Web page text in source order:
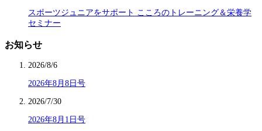
スポーツジュニアをサポート こころのトレーニング＆栄養学
セミナー
お知らせ
2026/8/6
2026年8月8日号
2026/7/30
2026年8月1日号